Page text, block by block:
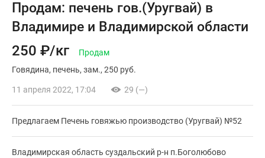
Продам: печень гов.(Уругвай) в
Владимире и Владимирской области
250 ₽/кг
Продам
Говядина печень зам. 250 руб.
11 апреля 2022, 17:04 29 (—)
Предлагаем Печень говяжью производство (Уругвай) №52
Владимирская область суздальский р-н п.Боголюбово